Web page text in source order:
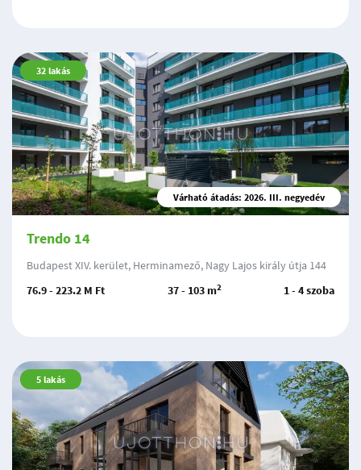
32 lakás
Várható átadás: 2026. III. negyedév
Trendo 14
Budapest XIV. kerület, Herminamező, Nagy Lajos király útja 144
76.9 - 223.2 M Ft
37 - 103 m2 1 - 4 szoba
5 lakás